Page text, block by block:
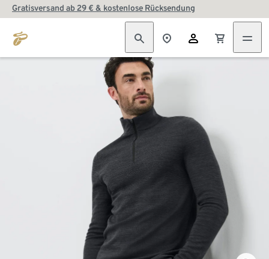
Gratisversand ab 29 € & kostenlose Rücksendung